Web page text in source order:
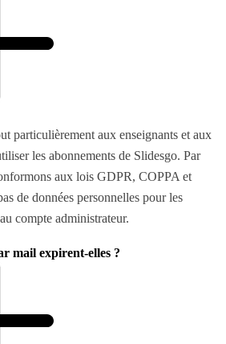
particulièrement aux enseignants et aux
les abonnements de Slidesgo. Par
aux lois GDPR, COPPA et
de données personnelles pour les
compte administrateur.
mail expirent-elles ?